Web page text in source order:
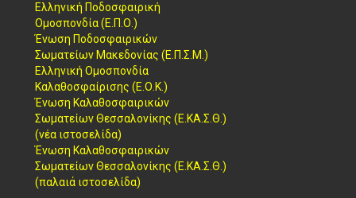
Ελληνική Ποδοσφαιρική
Ομοσπονδία (Ε.Π.Ο.)
Ένωση Ποδοσφαιρικών
Σωματείων Μακεδονίας (Ε.Π.Σ.Μ.)
Ελληνική Ομοσπονδία
Καλαθοσφαίρισης (Ε.Ο.Κ.)
Ένωση Καλαθοσφαιρικών
Σωματείων Θεσσαλονίκης (Ε.ΚΑ.Σ.Θ.)
(νέα ιστοσελίδα)
Ένωση Καλαθοσφαιρικών
Σωματείων Θεσσαλονίκης (Ε.ΚΑ.Σ.Θ.)
(παλαιά ιστοσελίδα)